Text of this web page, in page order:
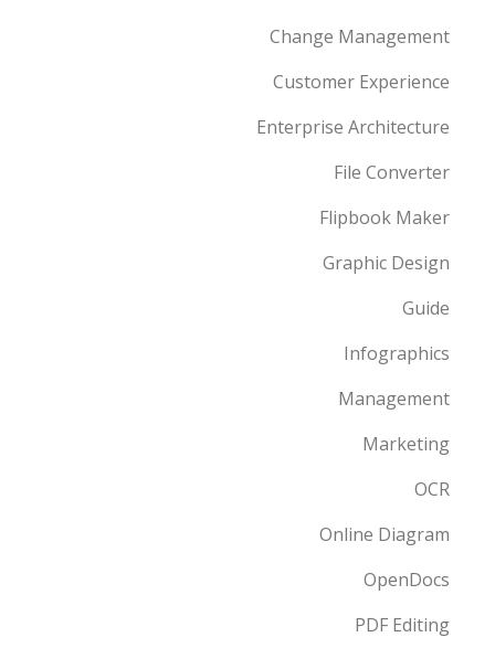
Change Management
Customer Experience
Enterprise Architecture
File Converter
Flipbook Maker
Graphic Design
Guide
Infographics
Management
Marketing
OCR
Online Diagram
OpenDocs
PDF Editing